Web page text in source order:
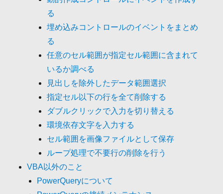
る
埋め込みコントロールのイベントをまとめ
る
任意のセル範囲が指定セル範囲に含まれて
いるか調べる
見出しを除外したデータ範囲選択
指定セル以下の行を全て削除する
ダブルクリックで入力を切り替える
環境依存文字を入力する
セル範囲を画像ファイルとして保存
ループ処理で不要行の削除を行う
VBA以外のこと
PowerQueryについて